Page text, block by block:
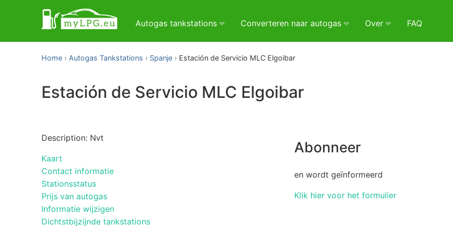
Autogas tankstations Converteren naar autogas Over FAQ
Home Autogas Tankstations Spanje Estación de Servicio MLC Elgoibar
Estación de Servicio MLC Elgoibar
Description: Nvt
Kaart
Contact informatie
Stationsstatus
Prijs van autogas
Informatie wijzigen
Dichtstbijzijnde tankstations
Abonneer
en wordt geïnformeerd
Klik hier voor het formulier